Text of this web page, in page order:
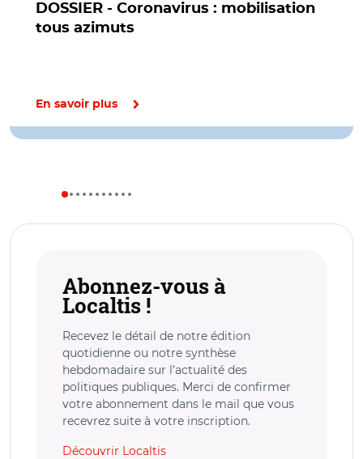
DOSSIER - Coronavirus : mobilisation
tous azimuts
En savoir plus
Abonnez-vous à
Localtis !
Recevez le détail de notre édition
quotidienne ou notre synthèse
hebdomadaire sur l’actualité des
politiques publiques. Merci de confirmer
votre abonnement dans le mail que vous
recevrez suite à votre inscription.
Découvrir Localtis